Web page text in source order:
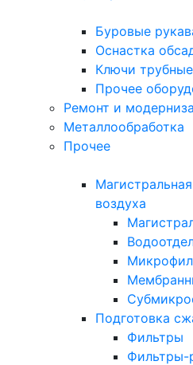
Буровые
Оснастка
Ключи трубные
Прочее
Ремонт и
Металлообработка
Прочее
воздуха
Подготовка
Фильтры
Фильтры-